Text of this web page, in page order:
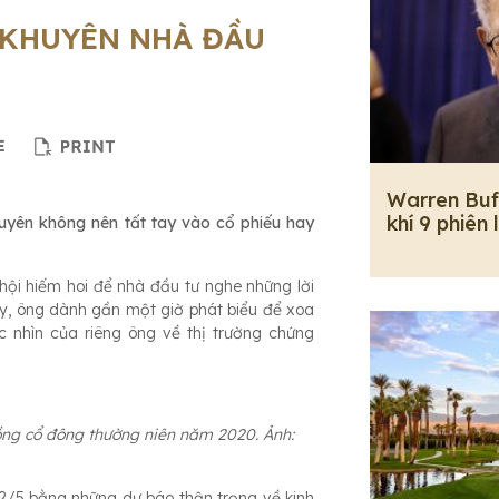
NHÀ ĐẦU
không nên tất tay vào cổ phiếu hay
hiếm hoi để nhà đầu tư nghe những lời
ông dành gần một giờ phát biểu để xoa
của riêng ông về thị trường chứng
cổ đông thường niên năm 2020. Ảnh:
Warren
khí 9 phiên